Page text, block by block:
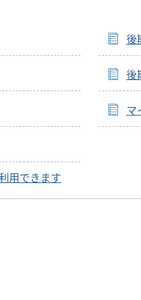
後
後
マ
用できます